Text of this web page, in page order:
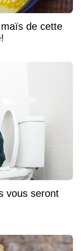
de cette
vous seront